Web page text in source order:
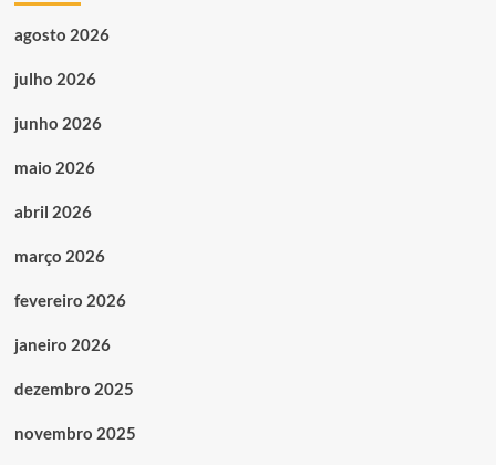
agosto 2026
julho 2026
junho 2026
maio 2026
abril 2026
março 2026
fevereiro 2026
janeiro 2026
dezembro 2025
novembro 2025